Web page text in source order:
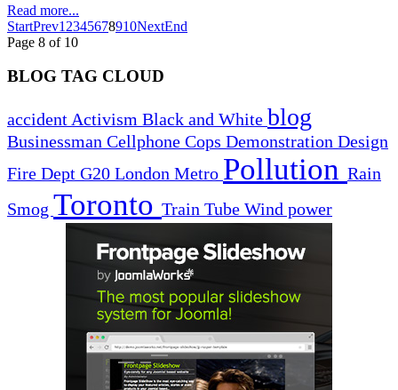
Read more...
StartPrev1 2345678910NextEnd
Page 8 of 10
BLOG TAG CLOUD
accident Activism Black and White blog
Businessman Cellphone Cops Demonstration Design
Fire Dept G20 London Metro Pollution Rain
Smog Toronto Train Tube Wind power